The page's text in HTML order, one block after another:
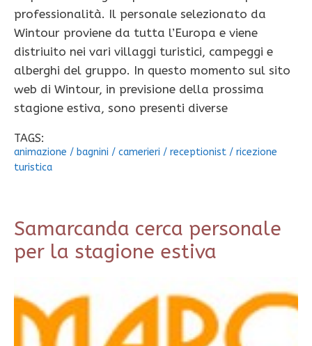
professionalità. Il personale selezionato da
Wintour proviene da tutta l’Europa e viene
distriuito nei vari villaggi turistici, campeggi e
alberghi del gruppo. In questo momento sul sito
web di Wintour, in previsione della prossima
stagione estiva, sono presenti diverse
TAGS:
animazione / bagnini / camerieri / receptionist / ricezione
turistica
Samarcanda cerca personale
per la stagione estiva